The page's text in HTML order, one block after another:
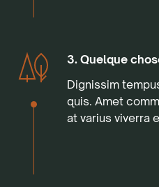
3. Quelque
Dignissim
quis. Amet
at varius viverra